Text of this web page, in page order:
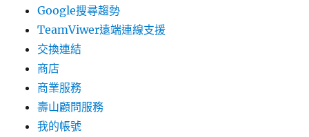
Google搜尋趨勢
TeamViwer遠端連線支援
交換連結
商店
商業服務
壽山顧問服務
我的帳號